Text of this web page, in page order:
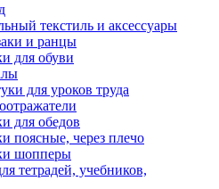
текстиль и аксессуары
и ранцы
для обуви
для уроков труда
для обедов
поясные, через плечо
шопперы
тетрадей, учебников,